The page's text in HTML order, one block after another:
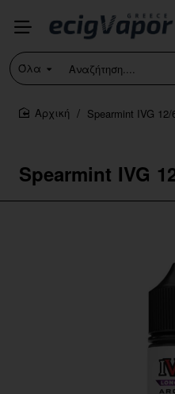
Όλα
Αναζήτηση....
Spearmint IVG
home
Spearmint IVG 12/